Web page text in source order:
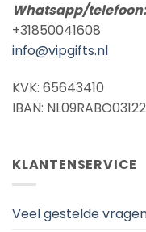
Whatsapp/telefoon:
+31850041608
info@vipgifts.nl
KVK: 65643410
IBAN:
KLANTENSERVICE
Veel gestelde